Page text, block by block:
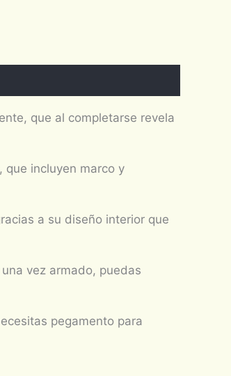
que al completarse revela
que incluyen marco y
a su diseño interior que
vez armado, puedas
pegamento para